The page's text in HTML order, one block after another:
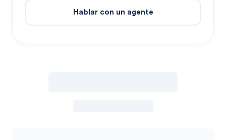
Hablar con un agente